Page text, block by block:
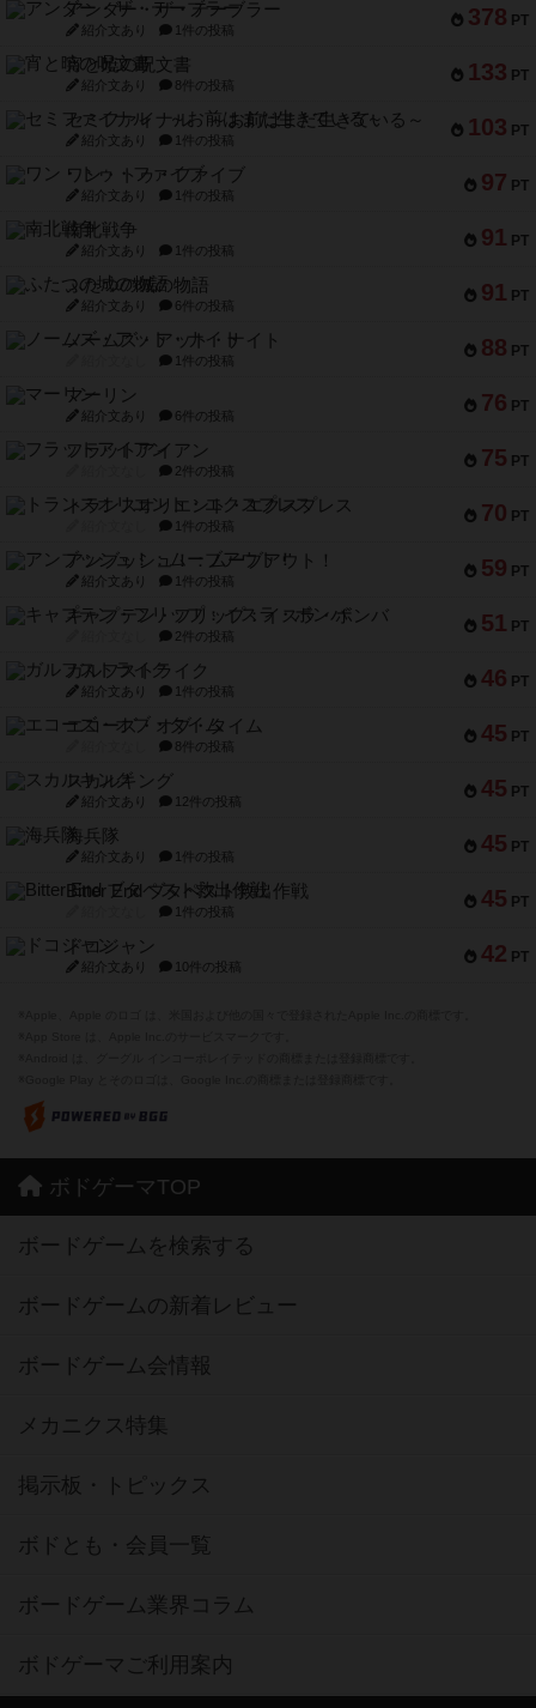
378 PT
アンダー・ザ・テーブラー
紹介文あり 1件の投稿
133 PT
宵と暁の呪文書
紹介文あり 8件の投稿
103 PT
セミファイナル ～お前はまだ生きている～
紹介文あり 1件の投稿
97 PT
ワン・トゥ・ファイブ
紹介文あり 1件の投稿
91 PT
南北戦争
紹介文あり 1件の投稿
91 PT
ふたつの城の物語
紹介文あり 6件の投稿
88 PT
ノームズ・アット・ナイト
1件の投稿
76 PT
マーリン
紹介文あり 6件の投稿
75 PT
フラットアイアン
2件の投稿
70 PT
トランスオリエント・エクスプレス
1件の投稿
59 PT
アンブッシュ！：ムーブアウト！
紹介文あり 1件の投稿
51 PT
キャプテン・フリップ：イスラ・ボンバ
2件の投稿
46 PT
ガルフストライク
紹介文あり 1件の投稿
45 PT
エコーズ・オブ・タイム
8件の投稿
45 PT
スカルキング
紹介文あり 12件の投稿
45 PT
海兵隊
紹介文あり 1件の投稿
45 PT
Bitter End ブタペスト救出作戦
1件の投稿
42 PT
ドコジャン
紹介文あり 10件の投稿
ボドゲーマTOP
ボードゲームを検索する
ボードゲームの新着レビュー
ボードゲーム会情報
メカニクス特集
掲示板・トピックス
ボドとも・会員一覧
ボードゲーム業界コラム
ボドゲーマご利用案内